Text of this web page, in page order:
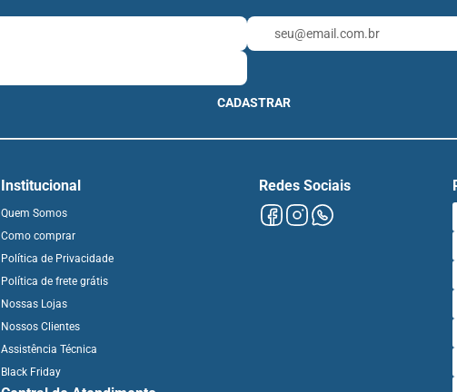
CADASTRAR
Institucional
Quem Somos
Como comprar
Política de Privacidade
Política de frete grátis
Nossas Lojas
Nossos Clientes
Assistência Técnica
Black Friday
Redes Sociais